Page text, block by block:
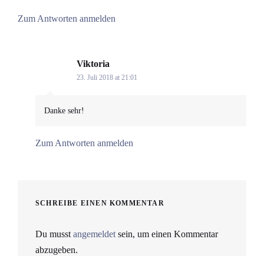
Zum Antworten anmelden
Viktoria
23. Juli 2018 at 21:01
Danke sehr!
Zum Antworten anmelden
SCHREIBE EINEN KOMMENTAR
Du musst angemeldet sein, um einen Kommentar
abzugeben.